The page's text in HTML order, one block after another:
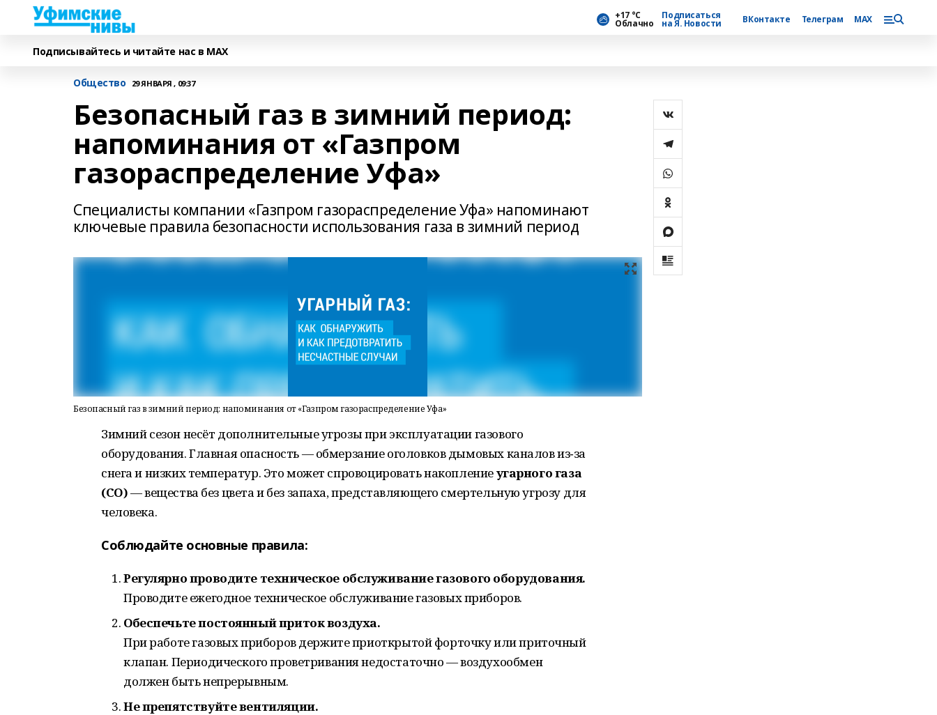
+17 °С
Облачно
Подписаться
на Я. Новости ВКонтакте Телеграм MAX
Подписывайтесь и читайте нас в MAX
Общество 29 ЯНВАРЯ , 09:37
Безопасный газ в зимний период:
напоминания от «Газпром
газораспределение Уфа»
Специалисты компании «Газпром газораспределение Уфа» напоминают
ключевые правила безопасности использования газа в зимний период
Безопасный газ в зимний период: напоминания от «Газпром газораспределение Уфа»
Зимний сезон несёт дополнительные угрозы при эксплуатации газового
оборудования. Главная опасность — обмерзание оголовков дымовых каналов из‑за
снега и низких температур. Это может спровоцировать накоплениеугарного газа
(CO)— вещества без цвета и без запаха, представляющего смертельную угрозу для
человека.
Соблюдайте основные правила:
Регулярно проводите техническое обслуживание газового оборудования.
Проводите ежегодное техническое обслуживание газовых приборов.
Обеспечьте постоянный приток воздуха.
При работе газовых приборов держите приоткрытой форточку или приточный
клапан. Периодического проветривания недостаточно — воздухообмен
должен быть непрерывным.
Не препятствуйте вентиляции.